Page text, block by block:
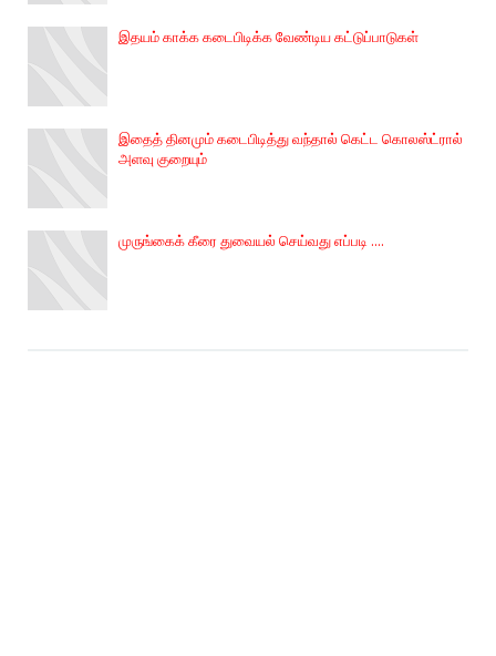
இதயம் காக்க கடைபிடிக்க வேண்டிய கட்டுப்பாடுகள்
இதைத் தினமும் கடைபிடித்து வந்தால் கெட்ட கொலஸ்ட்ரால்
அளவு குறையும்
முருங்கைக் கீரை துவையல் செய்வது எப்படி ....